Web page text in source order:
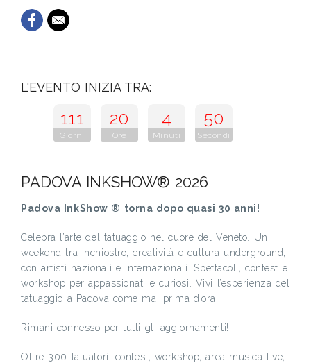
L'EVENTO INIZIA TRA:
111
Giorni
20
Ore
4
Minuti
49
Secondi
PADOVA INKSHOW® 2026
Padova InkShow ® torna dopo quasi 30 anni!
Celebra l’arte del tatuaggio nel cuore del Veneto. Un
weekend tra inchiostro, creatività e cultura underground,
con artisti nazionali e internazionali. Spettacoli, contest e
workshop per appassionati e curiosi. Vivi l’esperienza del
tatuaggio a Padova come mai prima d’ora.
Rimani connesso per tutti gli aggiornamenti!
Oltre 300 tatuatori, contest, workshop, area musica live,